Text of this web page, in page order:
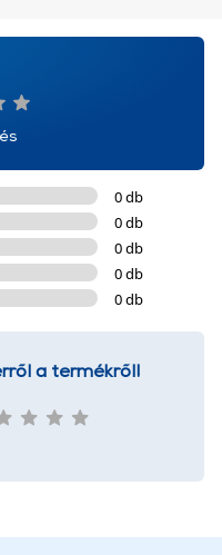
0 db
0 db
0 db
0 db
0 db
a termékről!